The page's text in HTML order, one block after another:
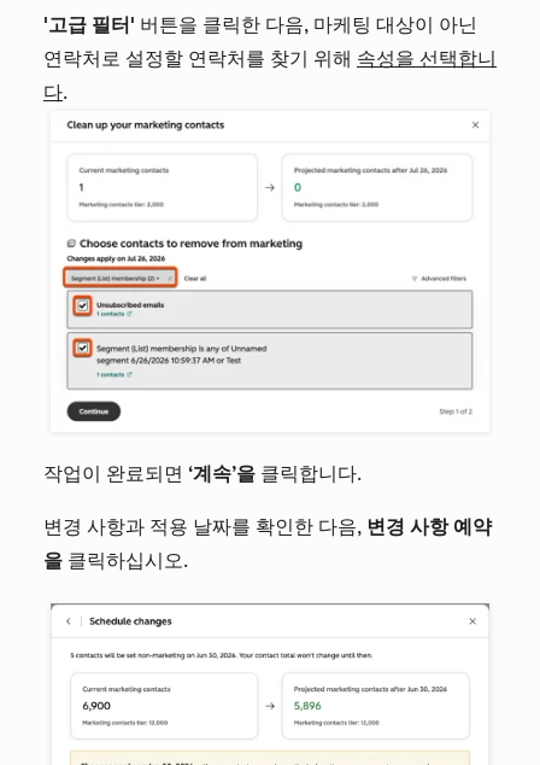
'고급 필터' 버튼을 클릭한 다음, 마케팅 대상이 아닌
연락처로 설정할 연락처를 찾기 위해 속성을 선택합니
다.
작업이 완료되면 ‘계속’을 클릭합니다.
변경 사항과 적용 날짜를 확인한 다음, 변경 사항 예약
을 클릭하십시오.